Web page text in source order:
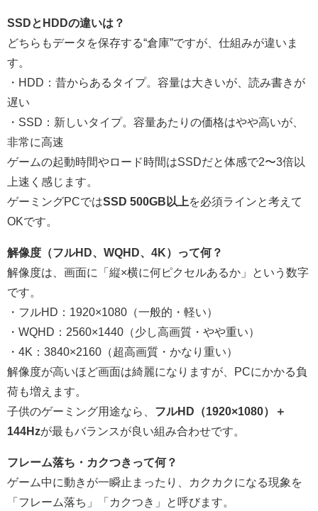
SSDとHDDの違いは？
どちらもデータを保存する“倉庫”ですが、仕組みが違いま
す。
・HDD：昔からあるタイプ。容量は大きいが、読み書きが
遅い
・SSD：新しいタイプ。容量あたりの価格はやや高いが、
非常に高速
ゲームの起動時間やロード時間はSSDだと体感で2〜3倍以
上速く感じます。
ゲーミングPCではSSD 500GB以上を必須ラインと考えて
OKです。
解像度（フルHD、WQHD、4K）って何？
解像度は、画面に「縦×横に何ピクセルあるか」という数字
です。
・フルHD：1920×1080（一般的・軽い）
・WQHD：2560×1440（少し高画質・やや重い）
・4K：3840×2160（超高画質・かなり重い）
解像度が高いほど画面は綺麗になりますが、PCにかかる負
荷も増えます。
子供のゲーミング用途なら、 フルHD（1920×1080）＋
144Hzが最もバランスが良い組み合わせです。
フレーム落ち・カクつきって何？
ゲーム中に動きが一瞬止まったり、カクカクになる現象を
「フレーム落ち」「カクつき」と呼びます。